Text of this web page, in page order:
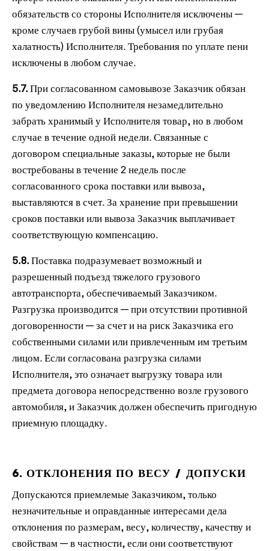
обязательств со стороны Исполнителя исключены —
кроме случаев грубой вины (умысел или грубая
халатность) Исполнителя. Требования по уплате пени
исключены в любом случае.
5.7. При согласованном самовывозе Заказчик обязан
по уведомлению Исполнителя незамедлительно
забрать хранимый у Исполнителя товар, но в любом
случае в течение одной недели. Связанные с
договором специальные заказы, которые не были
востребованы в течение 2 недель после
согласованного срока поставки или вывоза,
выставляются в счет. За хранение при превышении
сроков поставки или вывоза Заказчик выплачивает
соответствующую компенсацию.
5.8. Поставка подразумевает возможный и
разрешенный подъезд тяжелого грузового
автотранспорта, обеспечиваемый Заказчиком.
Разгрузка производится — при отсутствии противной
договоренности — за счет и на риск Заказчика его
собственными силами или привлеченным им третьим
лицом. Если согласована разгрузка силами
Исполнителя, это означает выгрузку товара или
предмета договора непосредственно возле грузового
автомобиля, и Заказчик должен обеспечить пригодную
приемную площадку.
6. ОТКЛОНЕНИЯ ПО ВЕСУ / ДОПУСКИ
Допускаются приемлемые Заказчиком, только
незначительные и оправданные интересами дела
отклонения по размерам, весу, количеству, качеству и
свойствам — в частности, если они соответствуют